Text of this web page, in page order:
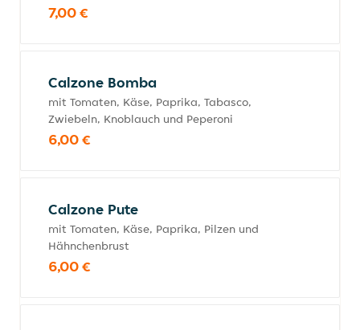
7,00 €
Calzone Bomba
mit Tomaten, Käse, Paprika, Tabasco,
Zwiebeln, Knoblauch und Peperoni
6,00 €
Calzone Pute
mit Tomaten, Käse, Paprika, Pilzen und
Hähnchenbrust
6,00 €